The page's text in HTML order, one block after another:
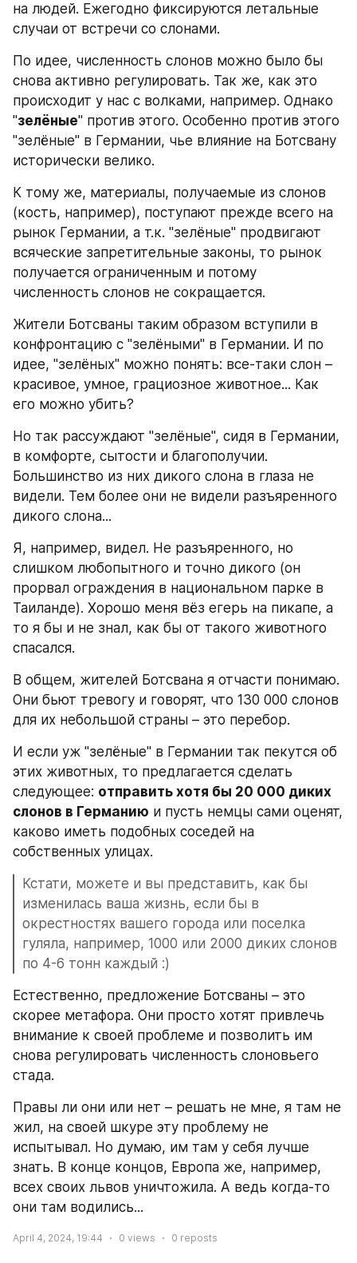
на людей. Ежегодно фиксируются летальные
случаи от встречи со слонами.
По идее, численность слонов можно было бы
снова активно регулировать. Так же, как это
происходит у нас с волками, например. Однако
"зелёные" против этого. Особенно против этого
"зелёные" в Германии, чье влияние на Ботсвану
исторически велико.
К тому же, материалы, получаемые из слонов
(кость, например), поступают прежде всего на
рынок Германии, а т.к. "зелёные" продвигают
всяческие запретительные законы, то рынок
получается ограниченным и потому
численность слонов не сокращается.
Жители Ботсваны таким образом вступили в
конфронтацию с "зелёными" в Германии. И по
идее, "зелёных" можно понять: все-таки слон –
красивое, умное, грациозное животное... Как
его можно убить?
Но так рассуждают "зелёные", сидя в Германии,
в комфорте, сытости и благополучии.
Большинство из них дикого слона в глаза не
видели. Тем более они не видели разъяренного
дикого слона...
Я, например, видел. Не разъяренного, но
слишком любопытного и точно дикого (он
прорвал ограждения в национальном парке в
Таиланде). Хорошо меня вёз егерь на пикапе, а
то я бы и не знал, как бы от такого животного
спасался.
В общем, жителей Ботсвана я отчасти понимаю.
Они бьют тревогу и говорят, что 130 000 слонов
для их небольшой страны – это перебор.
И если уж "зелёные" в Германии так пекутся об
этих животных, то предлагается сделать
следующее: отправить хотя бы 20 000 диких
слонов в Германию и пусть немцы сами оценят,
каково иметь подобных соседей на
собственных улицах.
Кстати, можете и вы представить, как бы
изменилась ваша жизнь, если бы в
окрестностях вашего города или поселка
гуляла, например, 1000 или 2000 диких слонов
по 4-6 тонн каждый :)
Естественно, предложение Ботсваны – это
скорее метафора. Они просто хотят привлечь
внимание к своей проблеме и позволить им
снова регулировать численность слоновьего
стада.
Правы ли они или нет – решать не мне, я там не
жил, на своей шкуре эту проблему не
испытывал. Но думаю, им там у себя лучше
знать. В конце концов, Европа же, например,
всех своих львов уничтожила. А ведь когда-то
они там водились...
April 4, 2024, 19:44 0 views 0 reposts